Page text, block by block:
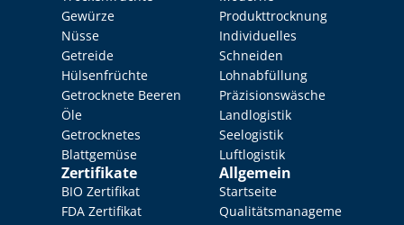
Gewürze
Nüsse
Getreide
Hülsenfrüchte
Getrocknete Beeren
Öle
Getrocknetes
Blattgemüse
Zertifikate
BIO Zertifikat
FDA Zertifikat
Produkttrocknung
Individuelles
Schneiden
Lohnabfüllung
Präzisionswäsche
Landlogistik
Seelogistik
Luftlogistik
Allgemein
Startseite
Qualitätsmanageme